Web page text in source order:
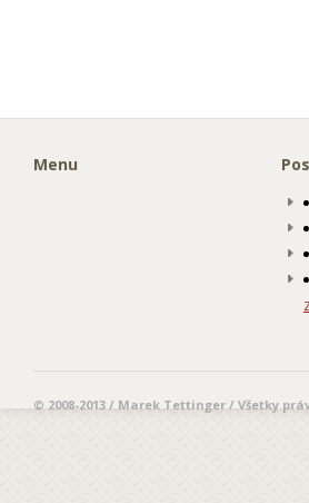
Menu
© 2008-2013 / Marek Tettinger / Všetky